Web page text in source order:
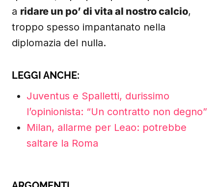
a ridare un po’ di vita al nostro calcio
troppo spesso impantanato nella
diplomazia del nulla.
LEGGI ANCHE:
Juventus e Spalletti, durissimo
l’opinionista: “Un contratto non degno”
Milan, allarme per Leao: potrebbe
saltare la Roma
ARGOMENTI